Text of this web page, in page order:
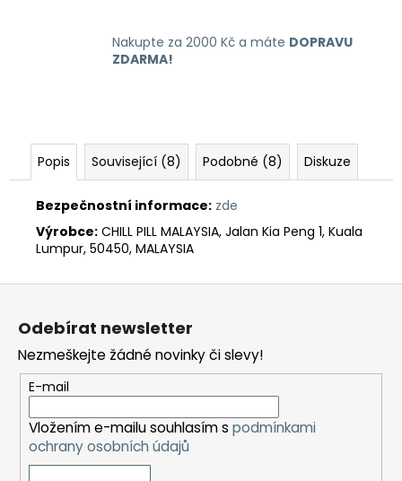
Nakupte za 2000 Kč a máte DOPRAVU
ZDARMA!
Popis Související (8) Podobné (8) Diskuze
Bezpečnostní informace: zde
Výrobce: CHILL PILL MALAYSIA, Jalan Kia Peng 1, Kuala
Lumpur, 50450, MALAYSIA
Odebírat newsletter
Nezmeškejte žádné novinky či slevy!
E-mail
Vložením e-mailu souhlasím s podmínkami
ochrany osobních údajů